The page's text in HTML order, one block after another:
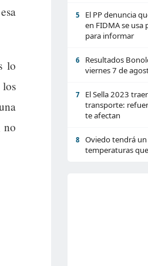
lo
no
5
El PP denuncia
en FIDMA se usa
para informar
6
Resultados
viernes 7 de
7
El Sella 2023
transporte:
te afectan
8
Oviedo tendrá
temperaturas